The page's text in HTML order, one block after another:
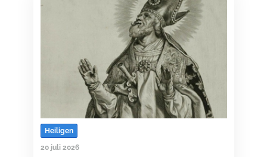
Heiligen
20 juli 2026